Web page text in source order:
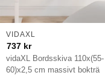
vidaXL Bordsskiva 110x(55-
60)x2,5 cm massivt bokträ
VIDAXL
737 kr